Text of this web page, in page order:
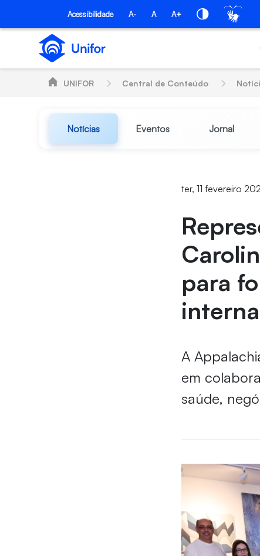
Pular para o Conteúdo principal
Acessibilidade A- A A+
UNIFOR Central de Conteúdo
Notícias Eventos Jornal
ter, 11 fevereiro
para
A
em
saúde,